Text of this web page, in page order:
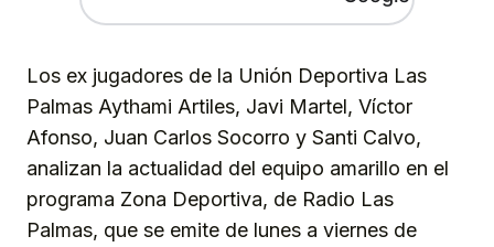
Los ex jugadores de la Unión Deportiva Las
Palmas Aythami Artiles, Javi Martel, Víctor
Afonso, Juan Carlos Socorro y Santi Calvo,
analizan la actualidad del equipo amarillo en el
programa Zona Deportiva, de Radio Las
Palmas, que se emite de lunes a viernes de